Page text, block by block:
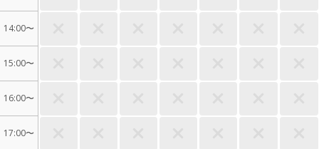
14:00〜
15:00〜
16:00〜
17:00〜